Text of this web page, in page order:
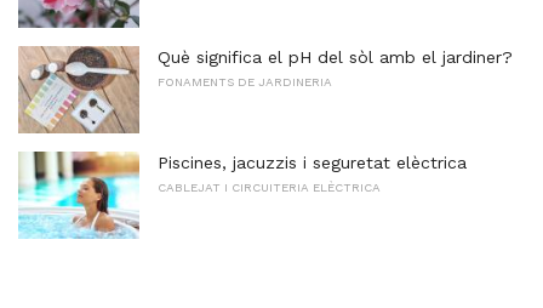
Què significa el pH del sòl amb el jardiner?
FONAMENTS DE JARDINERIA
Piscines, jacuzzis i seguretat elèctrica
CABLEJAT I CIRCUITERIA ELÈCTRICA